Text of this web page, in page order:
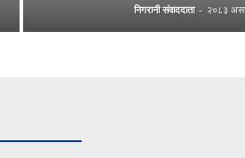
निगरानी संवाददाता - २०८३